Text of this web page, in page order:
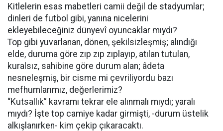
Kitlelerin esas mabetleri camii değil de stadyumlar;
dinleri de futbol gibi, yanına nicelerini
ekleyebileceğiniz dünyevî oyuncaklar mıydı?
Top gibi yuvarlanan, dönen, şekilsizleşmiş; alındığı
elde, duruma göre zıp zıp zıplayıp, atılan tutulan,
kuralsız, sahibine göre durum alan; âdeta
nesneleşmiş, bir cisme mi çevriliyordu bazı
mefhumlarımız, değerlerimiz?
“Kutsallık” kavramı tekrar ele alınmalı mıydı; yaralı
mıydı? İşte top camiye kadar girmişti, -durum üstelik
alkışlanırken- kim çekip çıkaracaktı.